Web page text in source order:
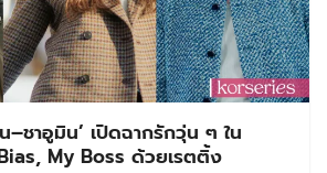
ชาอูมิน’ เปิดฉากรักวุ่น ๆ ใน
My Boss ด้วยเรตติ้ง